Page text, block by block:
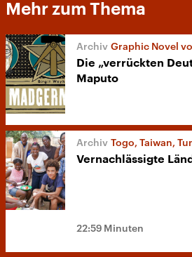
Mehr zum Thema
Graphic Novel
Die „verrückten
Maputo
Togo, Taiwan,
Vernachlässigte
22:59 Minuten